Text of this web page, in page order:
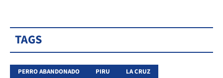
TAGS
PERRO ABANDONADO PIRU LA CRUZ